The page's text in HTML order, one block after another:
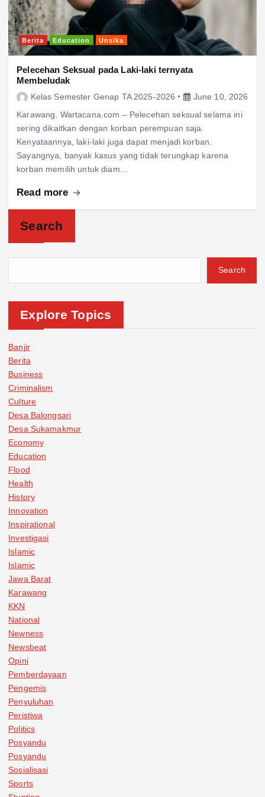
Berita Education Unsika
Pelecehan Seksual pada Laki-laki ternyata
Membeludak
Kelas Semester Genap TA 2025-2026
June 10, 2026
Karawang, Wartacana.com – Pelecehan seksual selama ini
sering dikaitkan dengan korban perempuan saja.
Kenyataannya, laki-laki juga dapat menjadi korban.
Sayangnya, banyak kasus yang tidak terungkap karena
korban memilih untuk diam…
Read more
Search
Search
Explore Topics
Banjir
Berita
Business
Criminalism
Culture
Desa Balongsari
Desa Sukamakmur
Economy
Education
Flood
Health
History
Innovation
Inspirational
Investigasi
Islamic
Islamic
Jawa Barat
Karawang
KKN
National
Newness
Newsbeat
Opini
Pemberdayaan
Pengemis
Penyuluhan
Peristiwa
Politics
Posyandu
Posyandu
Sosialisasi
Sports